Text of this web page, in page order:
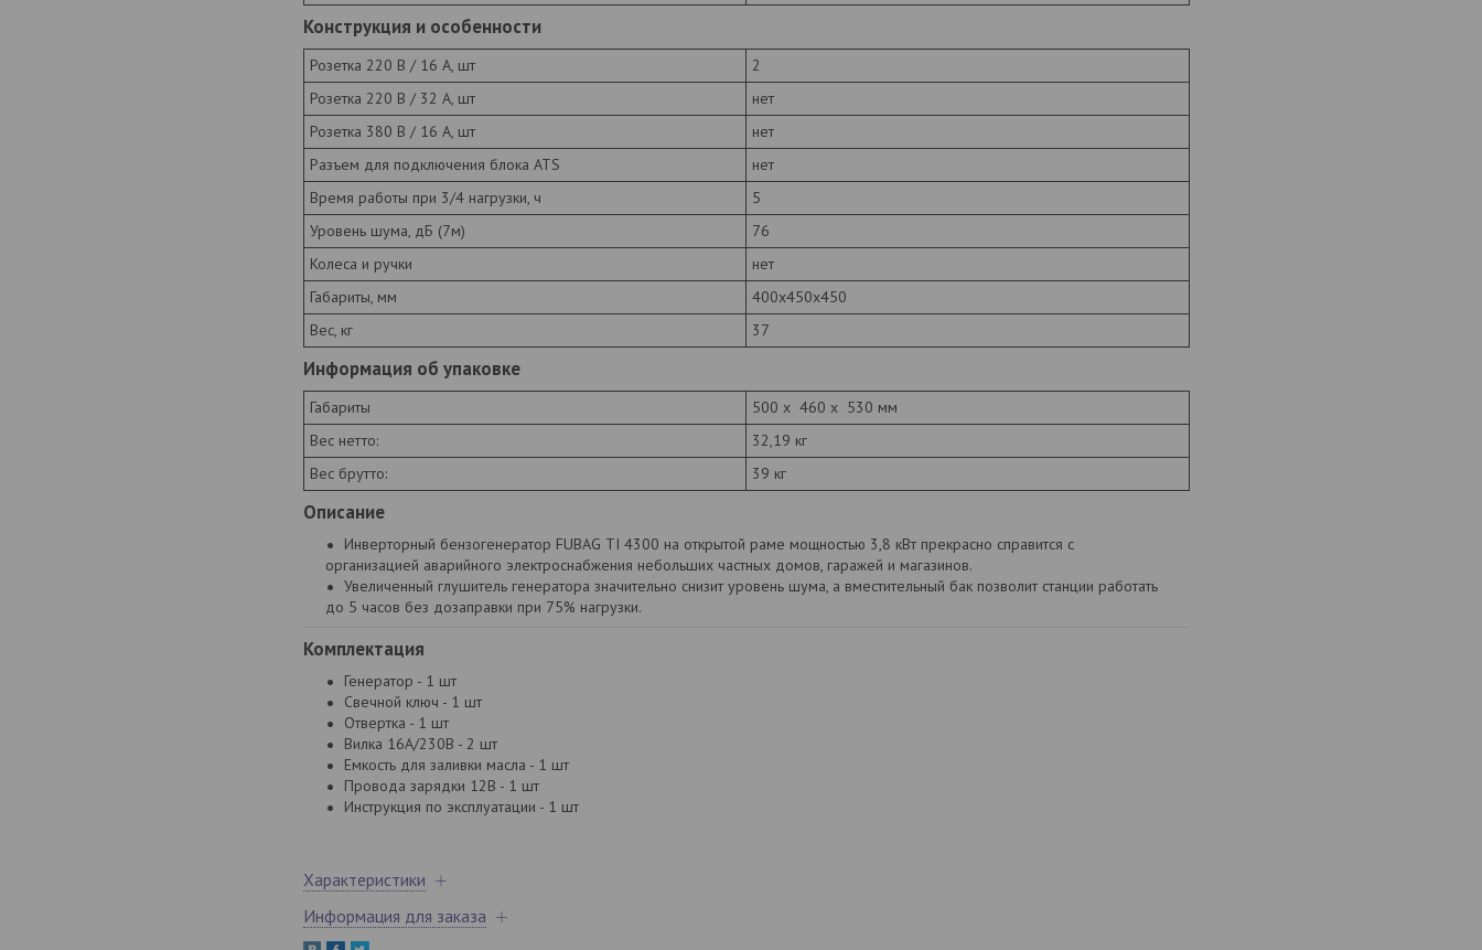
Конструкция и особенности
Розетка 220 В / 16 А, шт
2
Розетка 220 В / 32 А, шт
нет
Розетка 380 В / 16 А, шт
нет
Разъем для подключения блока ATS
нет
Время работы при 3/4 нагрузки, ч
5
Уровень шума, дБ (7м)
76
Колеса и ручки
нет
Габариты, мм
400х450х450
Вес, кг
37
Информация об упаковке
Габариты
500 x 460 x 530 мм
Вес нетто:
32,19 кг
Вес брутто:
39 кг
Описание
Инверторный бензогенератор FUBAG TI 4300 на открытой раме мощностью 3,8 кВт прекрасно справится с
организацией аварийного электроснабжения небольших частных домов, гаражей и магазинов.
Увеличенный глушитель генератора значительно снизит уровень шума, а вместительный бак позволит станции работать
до 5 часов без дозаправки при 75% нагрузки.
Комплектация
Генератор - 1 шт
Свечной ключ - 1 шт
Отвертка - 1 шт
Вилка 16А/230В - 2 шт
Емкость для заливки масла - 1 шт
Провода зарядки 12В - 1 шт
Инструкция по эксплуатации - 1 шт
Характеристики
Информация для заказа